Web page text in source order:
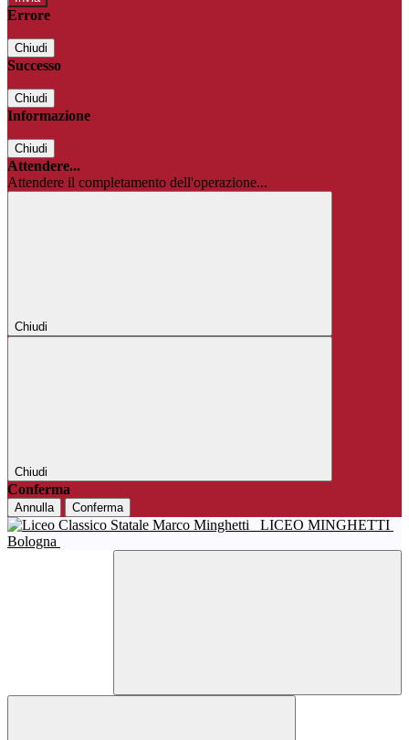
Errore
Chiudi
Successo
Chiudi
Informazione
Chiudi
Attendere...
Attendere il completamento dell'operazione...
Chiudi
Chiudi
Conferma
Annulla Conferma
LICEO MINGHETTI
Bologna